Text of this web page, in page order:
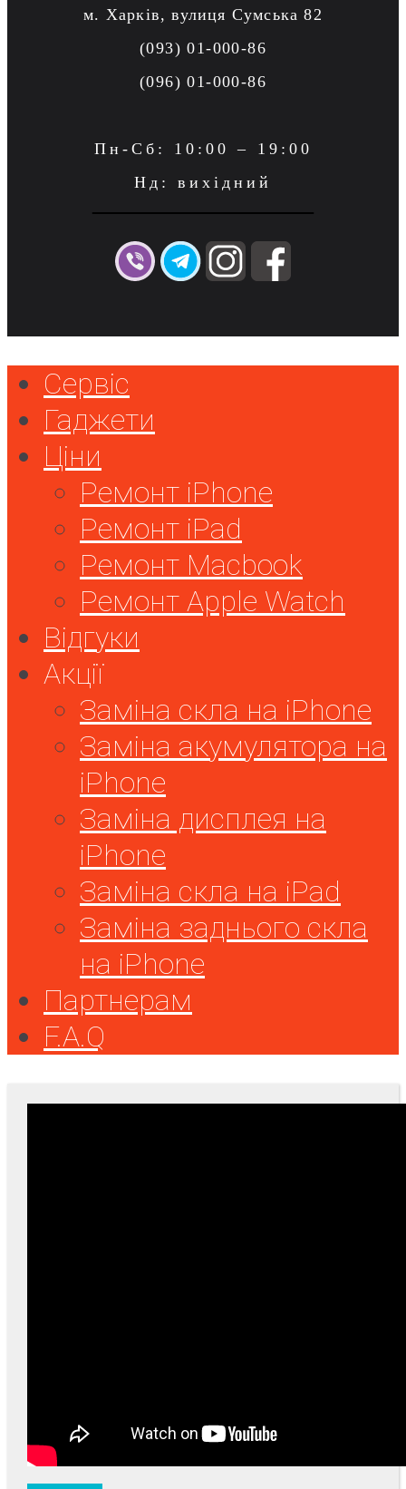
м. Харків, вулиця Сумська 82
(093) 01-000-86
(096) 01-000-86
Пн-Сб: 10:00 – 19:00
Нд: вихідний
Сервіс
Гаджети
Ціни
Ремонт iPhone
Ремонт iPad
Ремонт Macbook
Ремонт Apple Watch
Відгуки
Акції
Заміна скла на iPhone
Заміна акумулятора на
iPhone
Заміна дисплея на
iPhone
Заміна скла на iPad
Заміна заднього скла
на iPhone
Партнерам
F.A.Q